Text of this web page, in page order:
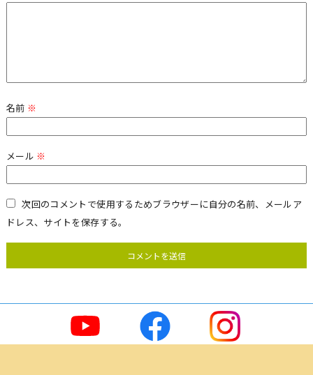
名前 ※
メール ※
次回のコメントで使用するためブラウザーに自分の名前、メールア
ドレス、サイトを保存する。